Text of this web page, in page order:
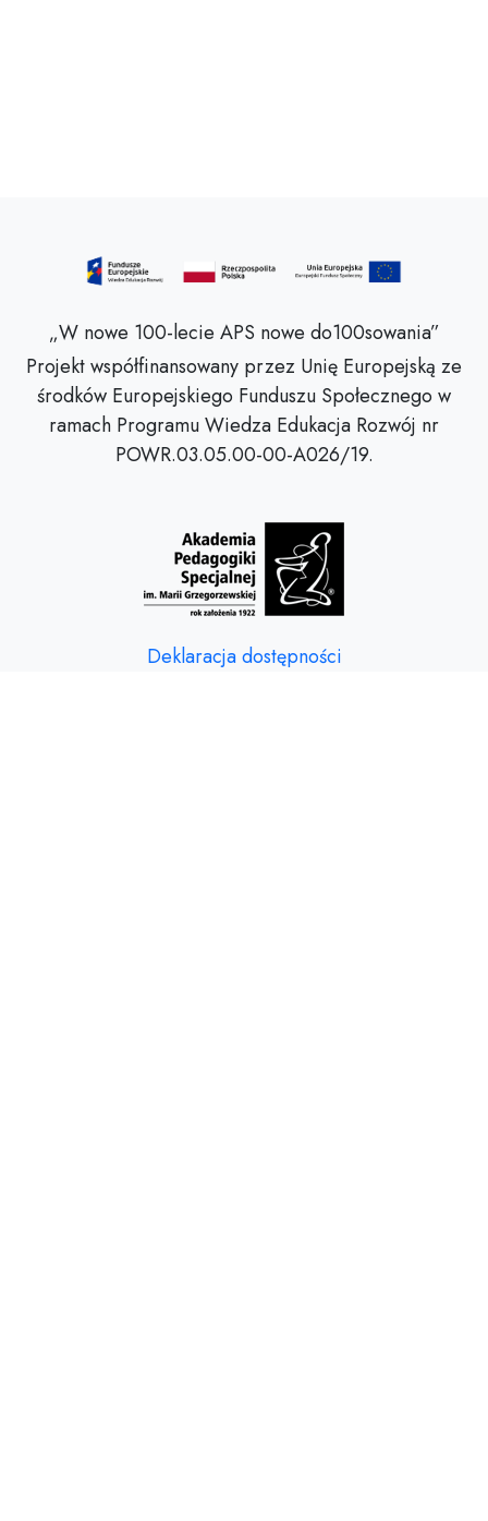
„W nowe 100-lecie APS nowe do100sowania”
Projekt współfinansowany przez Unię Europejską ze
środków Europejskiego Funduszu Społecznego w
ramach Programu Wiedza Edukacja Rozwój nr
POWR.03.05.00-00-A026/19.
Deklaracja dostępności